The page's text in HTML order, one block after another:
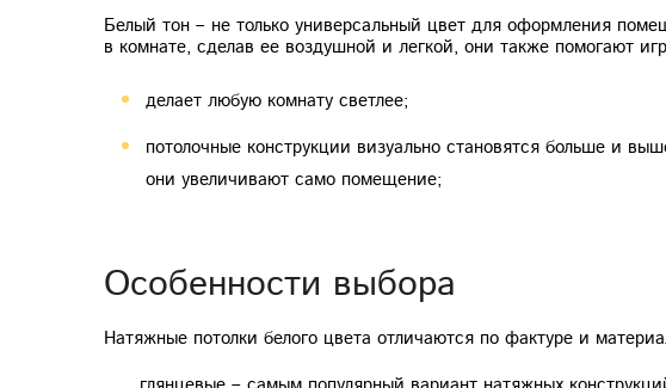
Белый тон – не только универсальный цвет для оформления
в комнате, сделав ее воздушной и легкой, они также помогают
делает любую комнату светлее;
потолочные конструкции визуально становятся больше и
они увеличивают само помещение;
Особенности выбора
Натяжные потолки белого цвета отличаются по фактуре и